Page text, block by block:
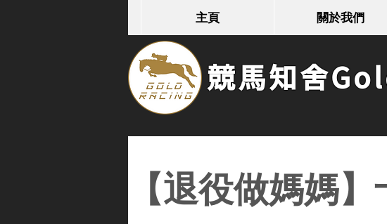
主頁 關於我們
競馬知舍
【退役做媽媽